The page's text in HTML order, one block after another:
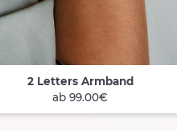
QUICK VIEW
2 Letters Armband
ab 99.00€